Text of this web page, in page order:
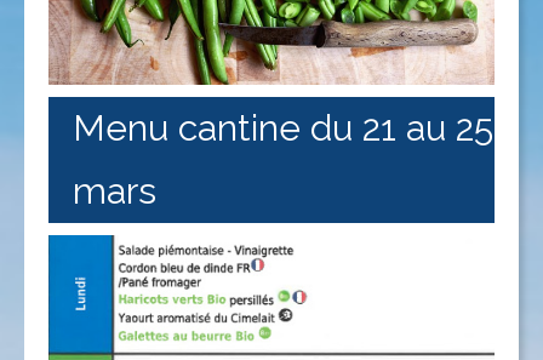
Menu cantine du 21 au 25
mars